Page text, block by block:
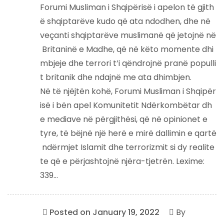
Forumi Musliman i Shqipërisë i apelon të gjith
ë shqiptarëve kudo që ata ndodhen, dhe në
veçanti shqiptarëve muslimanë që jetojnë në
Britaninë e Madhe, që në këto momente dhi
mbjeje dhe terrori t’i qëndrojnë pranë populli
t britanik dhe ndajnë me ata dhimbjen.
Në të njëjtën kohë, Forumi Musliman i Shqipër
isë i bën apel Komunitetit Ndërkombëtar dh
e mediave në përgjithësi, që në opinionet e
tyre, të bëjnë një herë e mirë dallimin e qartë
ndërmjet Islamit dhe terrorizmit si dy realite
te që e përjashtojnë njëra-tjetrën. Lexime:
339...
Posted on January 19, 2022
By